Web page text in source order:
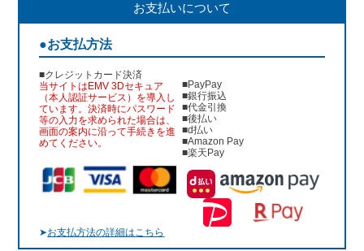
お支払いについて
●お支払方法
■クレジットカード決済
当サイトはEMV 3Dセキュア
（本人認証サービス）を導入し
ています。決済時にパスワード
等の入力を求められた場合は、
画面の案内に沿って手続きを進
めてください。
■PayPay
■銀行振込
■代金引換
■後払い
■d払い
■Amazon Pay
■楽天Pay
➤お支払方法の詳細はこちら